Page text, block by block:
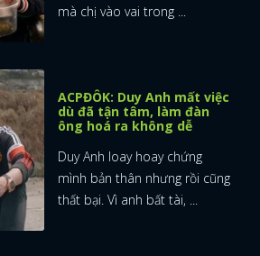
mà chị vào vai trong ...
ACPĐÔK: Duy Anh mất việc
dù đã tận tâm, làm đàn
ông hoá ra không dễ
Duy Anh loay hoay chứng
mình bản thân nhưng rồi cũng
thất bại. Vì anh bất tài, ...